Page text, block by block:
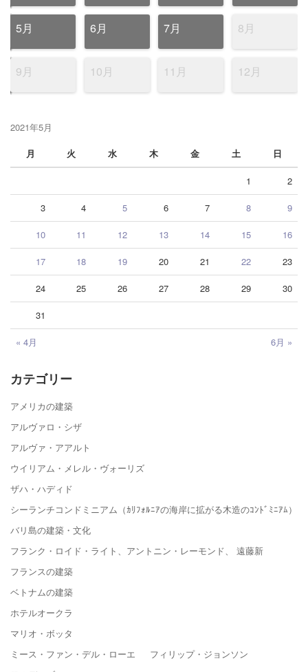
5月 6月 7月 8月
9月 10月 11月 12月
2021年5月
月
火 水 木 金 土 日
« 4月 6月 »
1 2
3 4 5 6 7 8 9
10 11 12 13 14 15 16
17 18 19 20 21 22 23
24 25 26 27 28 29 30
31
カテゴリー
アメリカの建築
アルヴァロ・シザ
アルヴァ・アアルト
ウイリアム・メレル・ヴォーリズ
ザハ・ハディド
シーランチコンドミニアム（ｶﾘﾌｫﾙﾆｱの海岸に拡がる木造のｺﾝﾄﾞﾐﾆｱﾑ）
バリ島の建築・文化
フランク・ロイド・ライト、アントニン・レーモンド、 遠藤新
フランスの建築
ベトナムの建築
ホテルオークラ
マリオ・ボッタ
ミース・ファン・デル・ローエ フィリップ・ジョンソン